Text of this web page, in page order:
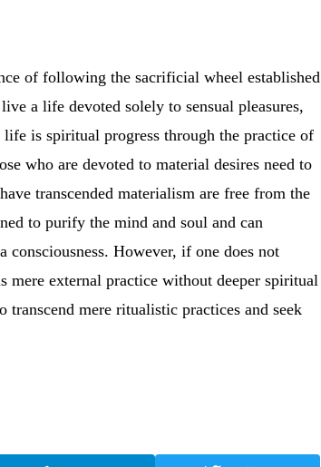
of following the sacrificial wheel established
a life devoted solely to sensual pleasures,
is spiritual progress through the practice of
who are devoted to material desires need to
transcended materialism are free from the
to purify the mind and soul and can
However, if one does not
external practice without deeper spiritual
mere ritualistic practices and seek